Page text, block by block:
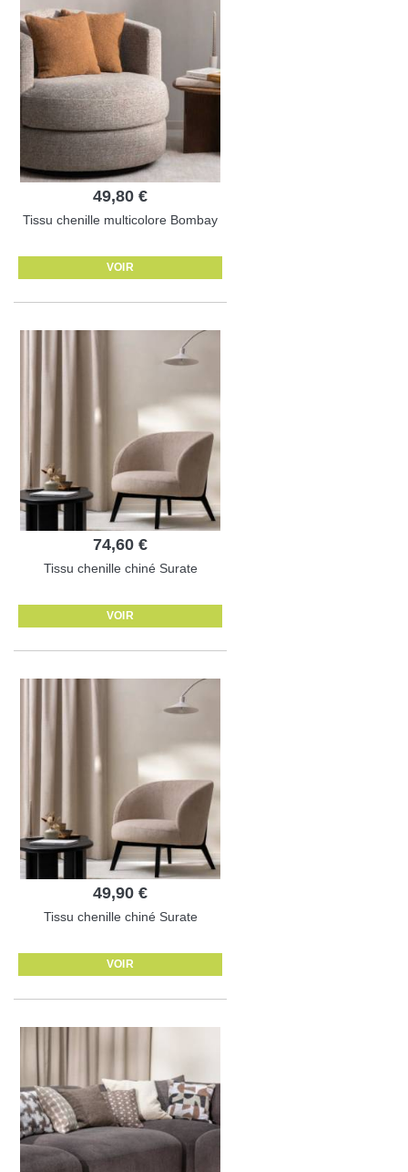
49,80 €
Tissu chenille multicolore Bombay
VOIR
74,60 €
Tissu chenille chiné Surate
VOIR
49,90 €
Tissu chenille chiné Surate
VOIR